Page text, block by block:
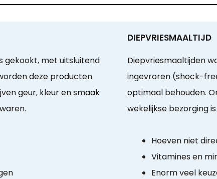
gekookt, met uitsluitend
deze producten
geur, kleur en smaak
DIEPVRIESMAALTIJD
Diepvriesmaaltijden
ingevroren (shock-
optimaal behouden.
wekelijkse bezorging
Hoeven niet
Vitamines en
Enorm veel